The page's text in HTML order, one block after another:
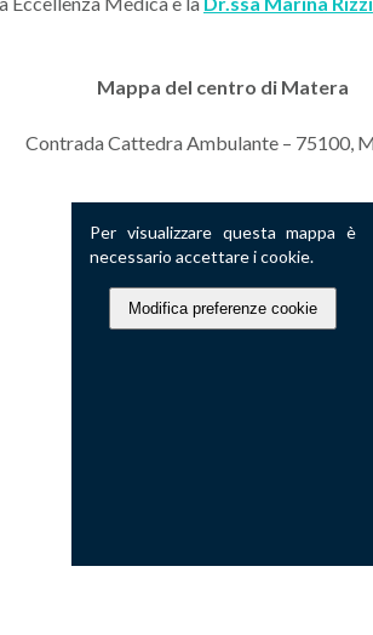
Mappa del centro di Matera
Contrada Cattedra Ambulante – 75100,
Per visualizzare questa mappa è
necessario accettare i cookie.
Modifica preferenze cookie